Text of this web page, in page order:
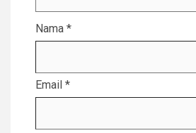
Nama *
Email *